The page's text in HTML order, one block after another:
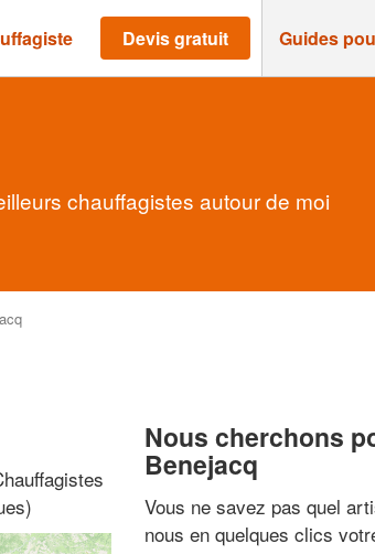
Devis gratuit Guides
chauffagistes autour de moi
Nous cherchons
Benejacq
Vous ne savez pas quel
nous en quelques clics